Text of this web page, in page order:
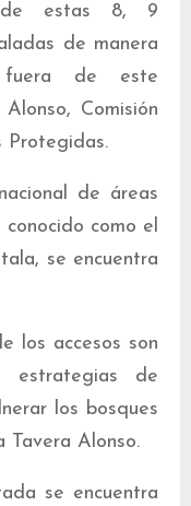
de estas 8, 9
de manera
fuera de este
Comisión
Protegidas.
de áreas
como el
se encuentra
los accesos son
estrategias de
los bosques
Tavera Alonso.
se encuentra